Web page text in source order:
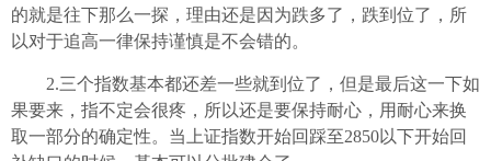
的就是往下那么一探，理由还是因为跌多了，跌到位了，所
以对于追高一律保持谨慎是不会错的。
2.三个指数基本都还差一些就到位了，但是最后这一下如
果要来，指不定会很疼，所以还是要保持耐心，用耐心来换
取一部分的确定性。当上证指数开始回踩至2850以下开始回